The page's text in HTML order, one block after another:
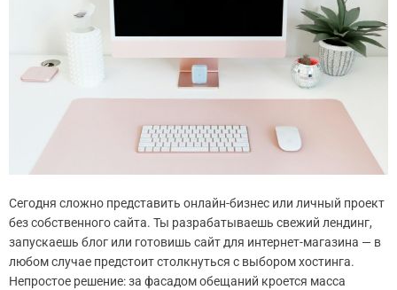
Сегодня сложно представить онлайн-бизнес или личный проект
без собственного сайта. Ты разрабатываешь свежий лендинг,
запускаешь блог или готовишь сайт для интернет-магазина — в
любом случае предстоит столкнуться с выбором хостинга.
Непростое решение: за фасадом обещаний кроется масса